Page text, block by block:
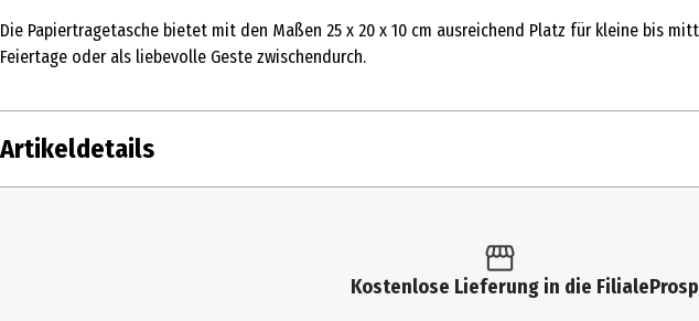
Die Papiertragetasche bietet mit den Maßen 25 x 20 x 10 cm ausreichend Platz für kleine bis
Feiertage oder als liebevolle Geste zwischendurch.
Artikeldetails
Kostenlose Lieferung in die Filiale